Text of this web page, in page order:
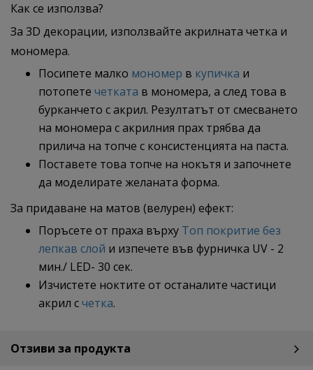
Как се използва?
За 3D декорации, използвайте акрилната четка и
мономера.
Посипете малко мономер в купичка и
потопете четката в мономера, а след това в
бурканчето с акрил. Резултатът от смесването
на мономера с акрилния прах трябва да
прилича на топче с консистенцията на паста.
Поставете това топче на нокътя и започнете
да моделирате желаната форма.
За придаване на матов (велурен) ефект:
Поръсете от праха върху Топ покритие без
лепкав слой и изпечете във фурничка UV - 2
мин./ LED- 30 сек.
Изчистете ноктите от останалите частици
акрил счетка.
Отзиви за продукта